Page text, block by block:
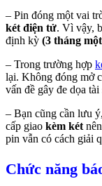
– Pin đóng một vai
két điện tử. Vì vậy,
định kỳ (3 tháng
– Trong trường hợp
lại. Không đóng mở
vấn đề gây đe dọa
– Bạn cũng cần lưu
cấp giao kèm két
pin vẫn có cách giải
Chức năng